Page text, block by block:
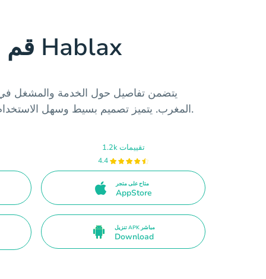
قم بتنزيل تطبيق Hablax
المغرب. يتميز تصميم بسيط وسهل الاستخدام، متاح على متاجر التطبيقات.
1.2k تقييمات
4.4
متاح على متجر
AppStore
تنزيل APK مباشر
Download